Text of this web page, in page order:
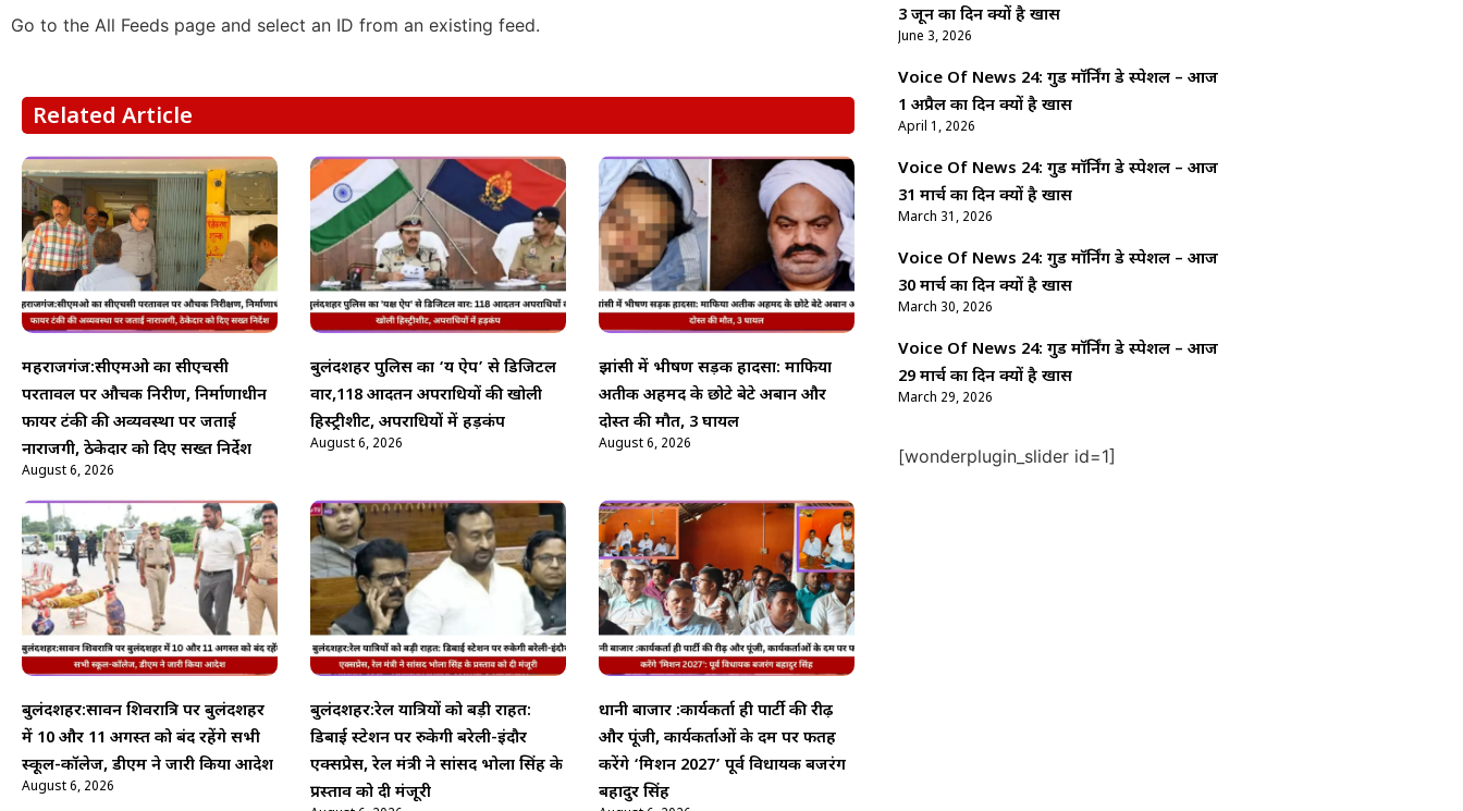
Go to the All Feeds page and select an ID from an existing feed.
Related Article
महराजगंज:सीएमओ का सीएचसी
परतावल पर औचक निरीक्षण, निर्माणाधीन
फायर टंकी की अव्यवस्था पर जताई
नाराजगी, ठेकेदार को दिए सख्त निर्देश
August 6, 2026
बुलंदशहर पुलिस का ‘यक्ष ऐप’ से डिजिटल
वार,118 आदतन अपराधियों की खोली
हिस्ट्रीशीट, अपराधियों में हड़कंप
August 6, 2026
झांसी में भीषण सड़क हादसा: माफिया
अतीक अहमद के छोटे बेटे अबान और
दोस्त की मौत, 3 घायल
August 6, 2026
बुलंदशहर:सावन शिवरात्रि पर बुलंदशहर
में 10 और 11 अगस्त को बंद रहेंगे सभी
स्कूल-कॉलेज, डीएम ने जारी किया आदेश
August 6, 2026
बुलंदशहर:रेल यात्रियों को बड़ी राहत:
डिबाई स्टेशन पर रुकेगी बरेली-इंदौर
एक्सप्रेस, रेल मंत्री ने सांसद भोला सिंह के
प्रस्ताव को दी मंजूरी
धानी बाजार :कार्यकर्ता ही पार्टी की रीढ़
और पूंजी, कार्यकर्ताओं के दम पर फतह
करेंगे ‘मिशन 2027’ पूर्व विधायक बजरंग
बहादुर सिंह
3 जून का दिन क्यों है खास
June 3, 2026
Voice Of News 24: गुड माॅर्निंग डे स्पेशल – आज
1 अप्रैल का दिन क्यों है खास
April 1, 2026
Voice Of News 24: गुड माॅर्निंग डे स्पेशल – आज
31 मार्च का दिन क्यों है खास
March 31, 2026
Voice Of News 24: गुड माॅर्निंग डे स्पेशल – आज
30 मार्च का दिन क्यों है खास
March 30, 2026
Voice Of News 24: गुड माॅर्निंग डे स्पेशल – आज
29 मार्च का दिन क्यों है खास
March 29, 2026
[wonderplugin_slider id=1]